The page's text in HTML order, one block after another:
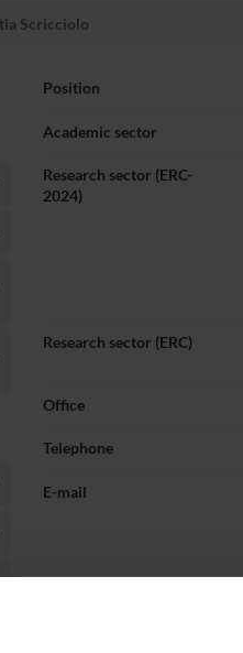
Scricciolo
Position
Academic sector
Research sector (ERC-
2024)
Research sector (ERC)
Office
Telephone
E-mail